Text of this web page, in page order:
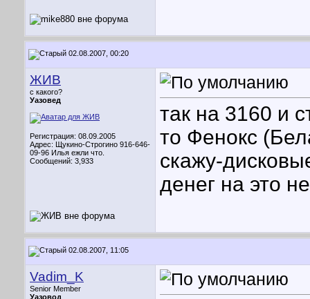
02.08.2007, 00:20
ЖИВ
с какого?
Уазовед
Регистрация: 08.09.2005
Адрес: Щукино-Строгино 916-646-
09-96 Илья ежли что.
Сообщений: 3,933
так на 3160 и
то Фенокс
скажу-
денег на это
02.08.2007, 11:05
Vadim_K
Senior Member
Уазовод